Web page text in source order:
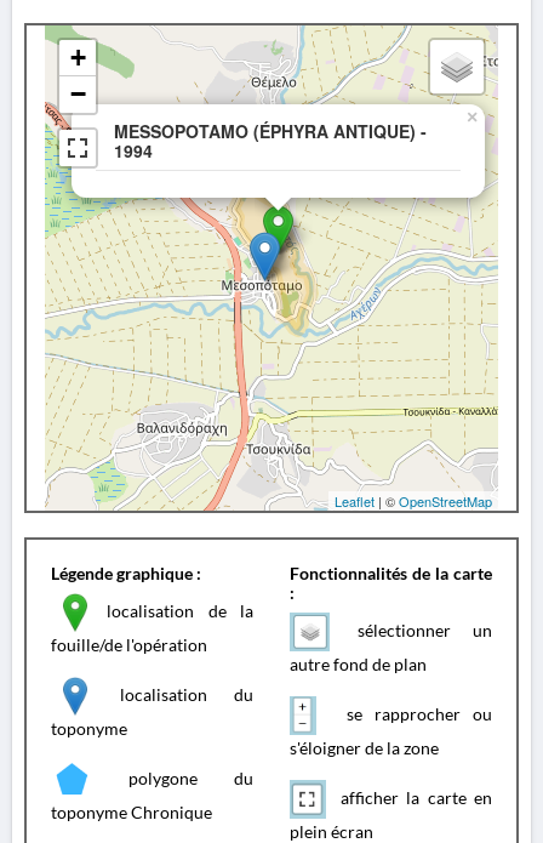
MESSOPOTAMO (ÉPHYRA ANTIQUE) -
1994
×
+
−
Leaflet | ©OpenStreetMap
Légende graphique :
localisation de la
fouille/de l'opération
localisation du
toponyme
polygone du
toponyme Chronique
Fonctionnalités de la carte
:
sélectionner un
autre fond de plan
se rapprocher ou
s'éloigner de la zone
afficher la carte en
plein écran